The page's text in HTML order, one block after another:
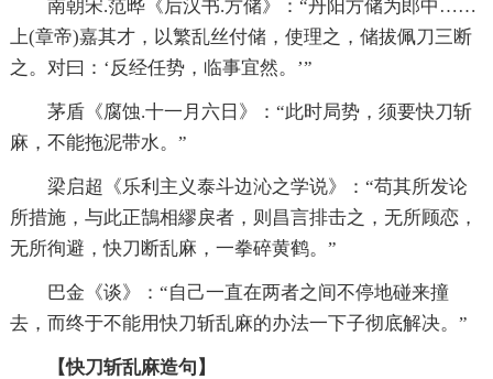
南朝宋.范晔《后汉书.方储》：“丹阳方储为郎中……
上(章帝)嘉其才，以繁乱丝付储，使理之，储拔佩刀三断
之。对曰：‘反经任势，临事宜然。’”
茅盾《腐蚀.十一月六日》：“此时局势，须要快刀斩
麻，不能拖泥带水。”
梁启超《乐利主义泰斗边沁之学说》：“苟其所发论
所措施，与此正鵠相繆戾者，则昌言排击之，无所顾恋，
无所徇避，快刀断乱麻，一拳碎黄鹤。”
巴金《谈》：“自己一直在两者之间不停地碰来撞
去，而终于不能用快刀斩乱麻的办法一下子彻底解决。”
【快刀斩乱麻造句】